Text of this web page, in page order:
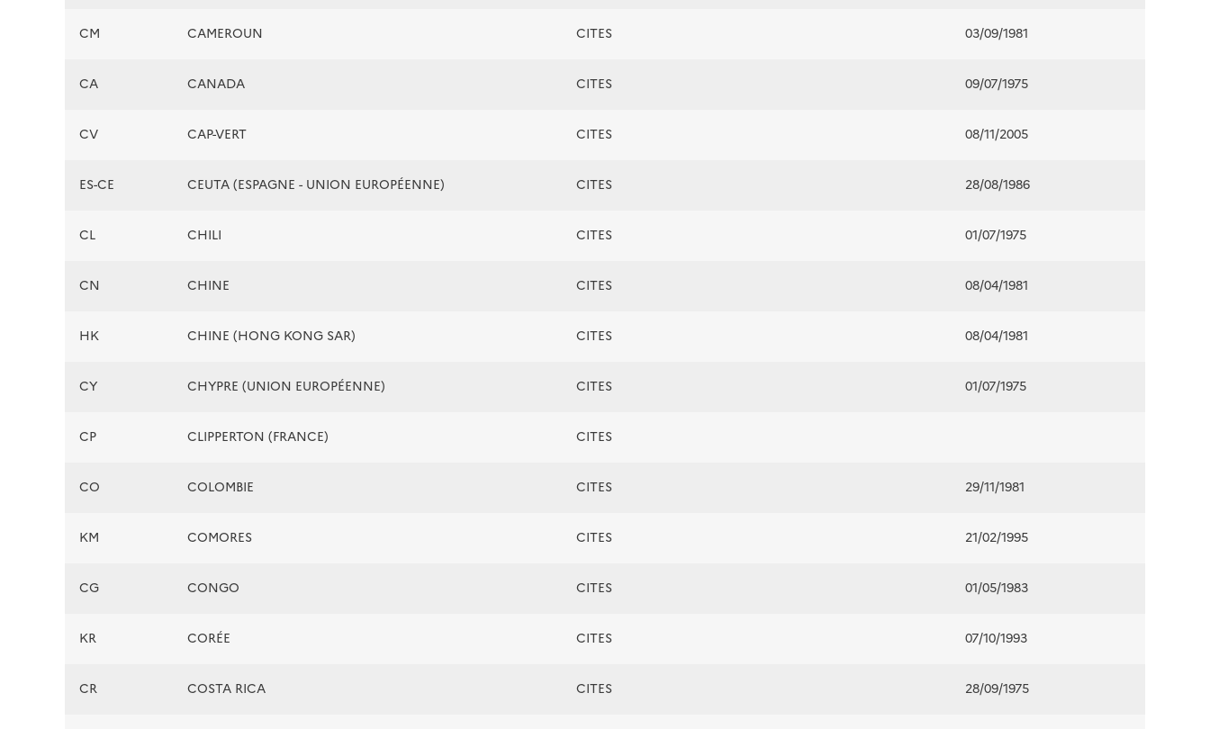
CM CAMEROUN CITES 03/09/1981
CA CANADA CITES 09/07/1975
CV CAP-VERT CITES 08/11/2005
ES-CE CEUTA (ESPAGNE - UNION EUROPÉENNE) CITES 28/08/1986
CL CHILI CITES 01/07/1975
CN CHINE CITES 08/04/1981
HK CHINE (HONG KONG SAR) CITES 08/04/1981
CY CHYPRE (UNION EUROPÉENNE) CITES 01/07/1975
CP CLIPPERTON (FRANCE) CITES
CO COLOMBIE CITES 29/11/1981
KM COMORES CITES 21/02/1995
CG CONGO CITES 01/05/1983
KR CORÉE CITES 07/10/1993
CR COSTA RICA CITES 28/09/1975